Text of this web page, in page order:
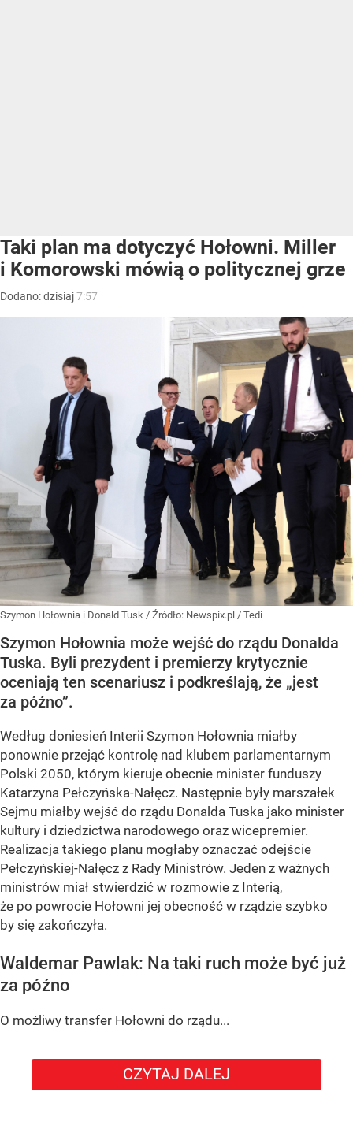
Taki plan ma dotyczyć Hołowni. Miller
i Komorowski mówią o politycznej grze
Dodano:dzisiaj7:57
Szymon Hołownia i Donald Tusk / Źródło: Newspix.pl / Tedi
Szymon Hołownia może wejść do rządu Donalda
Tuska. Byli prezydent i premierzy krytycznie
oceniają ten scenariusz i podkreślają, że „jest
za późno”.
Według doniesień Interii Szymon Hołownia miałby
ponownie przejąć kontrolę nad klubem parlamentarnym
Polski 2050, którym kieruje obecnie minister funduszy
Katarzyna Pełczyńska-Nałęcz. Następnie były marszałek
Sejmu miałby wejść do rządu Donalda Tuska jako minister
kultury i dziedzictwa narodowego oraz wicepremier.
Realizacja takiego planu mogłaby oznaczać odejście
Pełczyńskiej-Nałęcz z Rady Ministrów. Jeden z ważnych
ministrów miał stwierdzić w rozmowie z Interią,
że po powrocie Hołowni jej obecność w rządzie szybko
by się zakończyła.
Waldemar Pawlak: Na taki ruch może być już
za późno
O możliwy transfer Hołowni do rządu...
CZYTAJ DALEJ